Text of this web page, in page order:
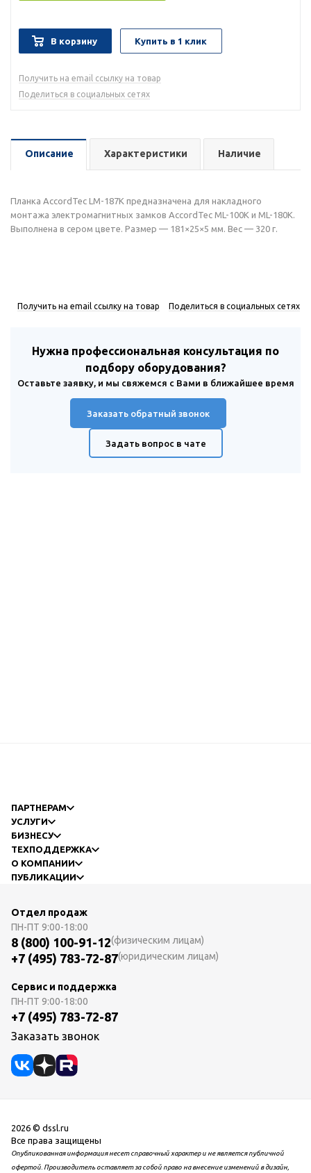
В корзину Купить в 1 клик
Получить на email ссылку на товар
Поделиться в социальных сетях
Описание Характеристики Наличие
Планка AccordTec LM-187К предназначена для накладного
монтажа электромагнитных замков AccordTec ML-100K и ML-180K.
Выполнена в сером цвете. Размер — 181×25×5 мм. Вес — 320 г.
Получить на email ссылку на товар Поделиться в социальных сетях
Нужна профессиональная консультация по
подбору оборудования?
Оставьте заявку, и мы свяжемся с Вами в ближайшее время
Заказать обратный звонок
Задать вопрос в чате
ПАРТНЕРАМ
УСЛУГИ
БИЗНЕСУ
ТЕХПОДДЕРЖКА
О КОМПАНИИ
ПУБЛИКАЦИИ
Отдел продаж
ПН-ПТ 9:00-18:00
8 (800) 100-91-12(физическим лицам)
+7 (495) 783-72-87(юридическим лицам)
Сервис и поддержка
ПН-ПТ 9:00-18:00
+7 (495) 783-72-87
Заказать звонок
2026 © dssl.ru
Все права защищены
Опубликованная информация несет справочный характер и не является публичной
офертой. Производитель оставляет за собой право на внесение изменений в дизайн,